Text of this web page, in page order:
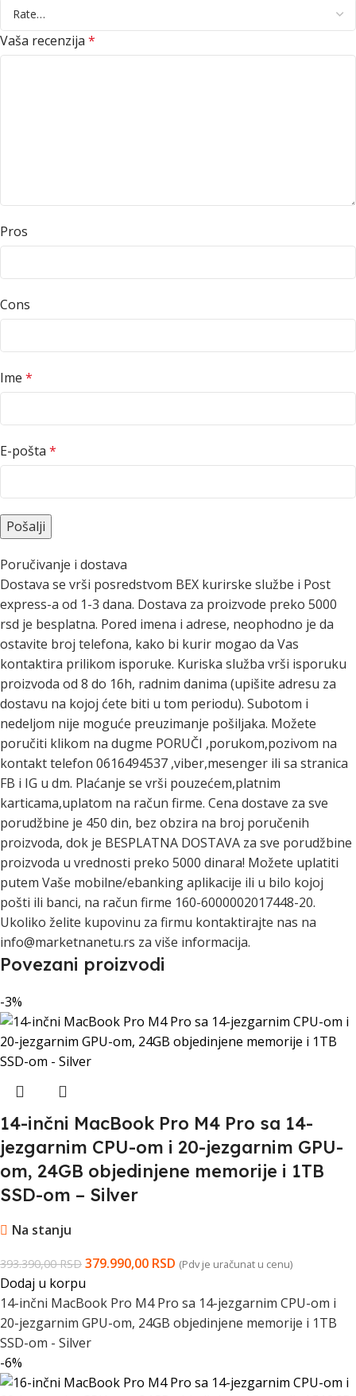
Vaša recenzija *
Pros
Cons
Ime *
E-pošta *
Poručivanje i dostava
Dostava se vrši posredstvom BEX kurirske službe i Post
express-a od 1-3 dana. Dostava za proizvode preko 5000
rsd je besplatna. Pored imena i adrese, neophodno je da
ostavite broj telefona, kako bi kurir mogao da Vas
kontaktira prilikom isporuke. Kuriska služba vrši isporuku
proizvoda od 8 do 16h, radnim danima (upišite adresu za
dostavu na kojoj ćete biti u tom periodu). Subotom i
nedeljom nije moguće preuzimanje pošiljaka. Možete
poručiti klikom na dugme PORUČI ,porukom,pozivom na
kontakt telefon 0616494537 ,viber,mesenger ili sa stranica
FB i IG u dm. Plaćanje se vrši pouzećem,platnim
karticama,uplatom na račun firme. Cena dostave za sve
porudžbine je 450 din, bez obzira na broj poručenih
proizvoda, dok je BESPLATNA DOSTAVA za sve porudžbine
proizvoda u vrednosti preko 5000 dinara! Možete uplatiti
putem Vaše mobilne/ebanking aplikacije ili u bilo kojoj
pošti ili banci, na račun firme 160-6000002017448-20.
Ukoliko želite kupovinu za firmu kontaktirajte nas na
info@marketnanetu.rs za više informacija.
Povezani proizvodi
-3%
14-inčni MacBook Pro M4 Pro sa 14-
jezgarnim CPU-om i 20-jezgarnim GPU-
om, 24GB objedinjene memorije i 1TB
SSD-om – Silver
Na stanju
393.390,00RSD 379.990,00 RSD (Pdv je uračunat u cenu)
Dodaj u korpu
14-inčni MacBook Pro M4 Pro sa 14-jezgarnim CPU-om i
20-jezgarnim GPU-om, 24GB objedinjene memorije i 1TB
SSD-om - Silver
-6%